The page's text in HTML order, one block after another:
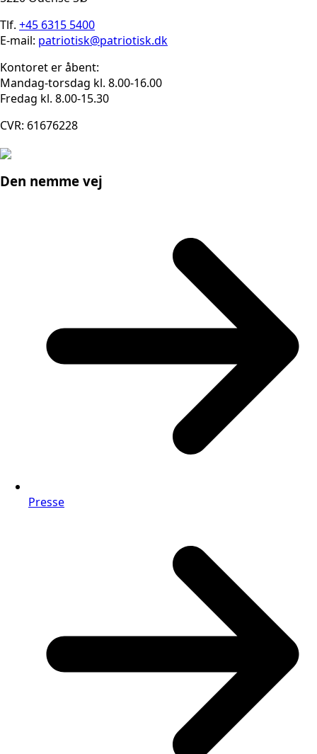
Tlf. +45 6315 5400
E-mail: patriotisk@patriotisk.dk
Kontoret er åbent:
Mandag-torsdag kl. 8.00-16.00
Fredag kl. 8.00-15.30
CVR: 61676228
Den nemme vej
Presse